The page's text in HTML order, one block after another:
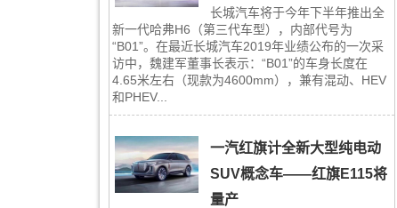
长城汽车将于今年下半年推出全
新一代哈弗H6（第三代车型），内部代号为
“B01”。在最近长城汽车2019年业绩公布的一次采
访中，魏建军董事长表示：“B01”的车身长度在
4.65米左右（现款为4600mm），兼有混动、HEV
和PHEV...
一汽红旗计全新大型纯电动
SUV概念车——红旗E115将
量产